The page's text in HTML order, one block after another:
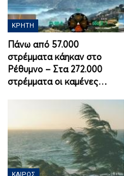
ΚΡΉΤΗ
Πάνω από 57.000
στρέμματα κάηκαν στο
Ρέθυμνο – Στα 272.000
στρέμματα οι καμένες…